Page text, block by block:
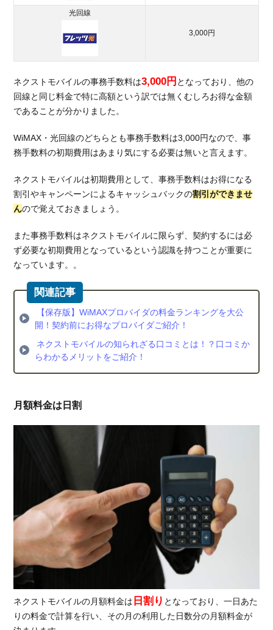
い
ンク
回線
2.4.
即日
発送
いつ
でも
解約
ート
あり
3.
ネク
スト
モバ
イル
と同
様に
初期
おす
3.1.
高額
キャ
ッシ
なら
とく
BB
光回線
3,000円
ネクストモバイルの事務手数料は3,000円 となっており、他の
回線と同じ料金で特に高額という訳では無くむしろお得な金額
であることが分かりました。
WiMAX・光回線のどちらとも事務手数料は3,000円なので、事
務手数料の初期費用はあまり気にする必要は無いと言えます。
ネクストモバイルは初期費用として、事務手数料はお得になる
割引やキャンペーンによるキャッシュバックの割引ができませ
んので覚えておきましょう。
また事務手数料はネクストモバイルに限らず、契約するには必
ず必要な初期費用となっているという認識を持つことが重要に
なっています。。
【保存版】WiMAXプロバイダの料金ランキングを大公
開！契約前にお得なプロバイダご紹介！
ネクストモバイルの知られざる口コミとは！？口コミか
らわかるメリットをご紹介！
月額料金は日割
ネクストモバイルの月額料金は 日割り となっており、一日あた
りの料金で計算を行い、その月の利用した日数分の月額料金が